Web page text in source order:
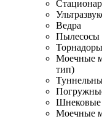
Ведра
Пылесосы
Торнадоры
Моечные
тип)
Моечные